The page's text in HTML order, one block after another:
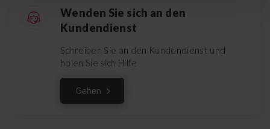
Wenden Sie sich an den
Kundendienst
Schreiben Sie an den Kundendienst und
holen Sie sich Hilfe
Gehen